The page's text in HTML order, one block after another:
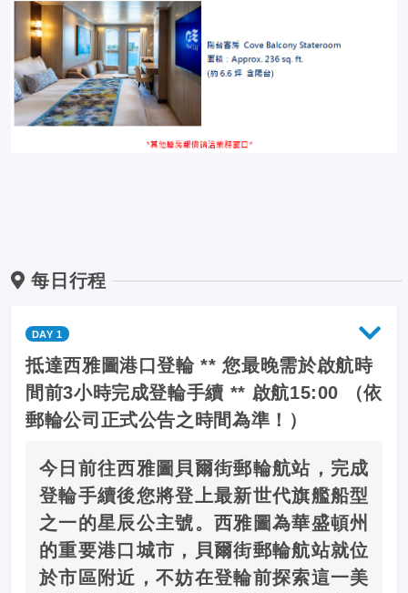
每日行程
DAY 1
抵達西雅圖港口登輪 ** 您最晚需於啟航時
間前3小時完成登輪手續 ** 啟航15:00 （依
郵輪公司正式公告之時間為準！）
今日前往西雅圖貝爾街郵輪航站，完成
登輪手續後您將登上最新世代旗艦船型
之一的星辰公主號。西雅圖為華盛頓州
的重要港口城市，貝爾街郵輪航站就位
於市區附近，不妨在登輪前探索這一美